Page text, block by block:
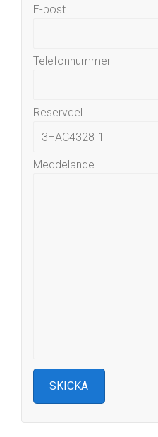
E-post
Telefonnummer
Reservdel
Meddelande